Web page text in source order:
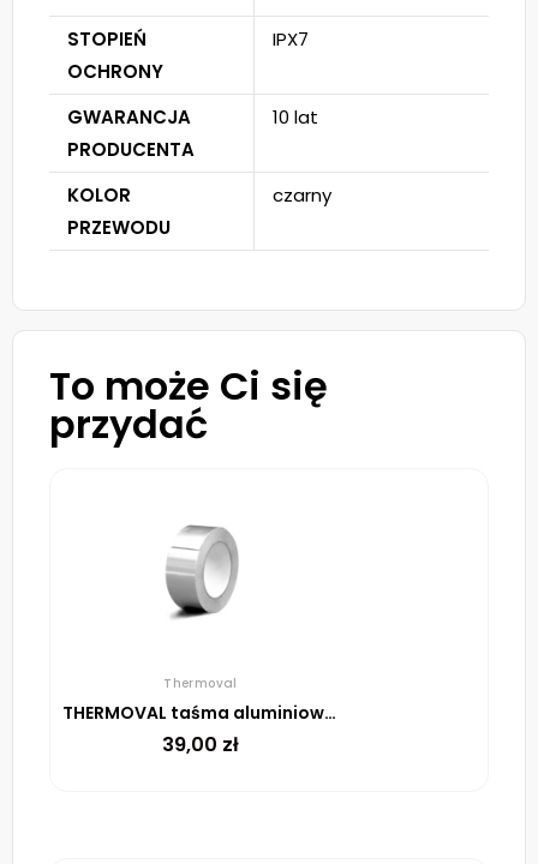
STOPIEŃ
OCHRONY
IPX7
GWARANCJA
PRODUCENTA
10 lat
KOLOR
PRZEWODU
czarny
To może Ci się
przydać
Thermoval
THERMOVAL taśma aluminiowa samoprzylepna, 48 mm, rolka 45 m
39,00 zł